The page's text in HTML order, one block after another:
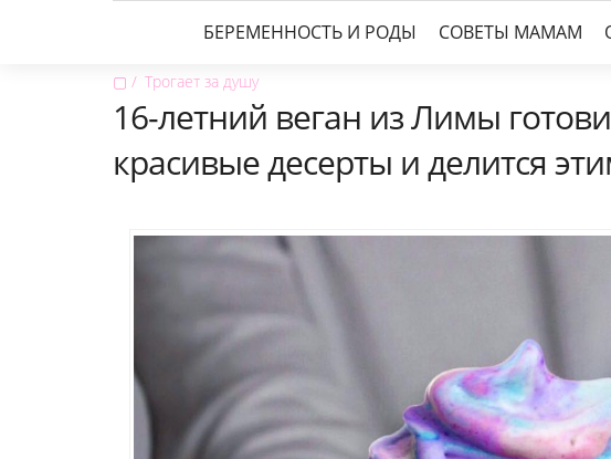
БЕРЕМЕННОСТЬ И РОДЫ СОВЕТЫ МАМАМ
▢ Трогает за душу
16-летний веган из Лимы
красивые десерты и делится